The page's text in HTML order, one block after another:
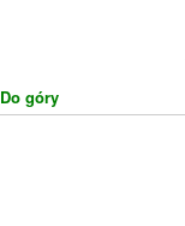
Do góry